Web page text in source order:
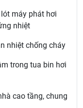
máy phát hơi
nhiệt
nhiệt chống cháy
trong tua bin hơi
cao tầng, chung